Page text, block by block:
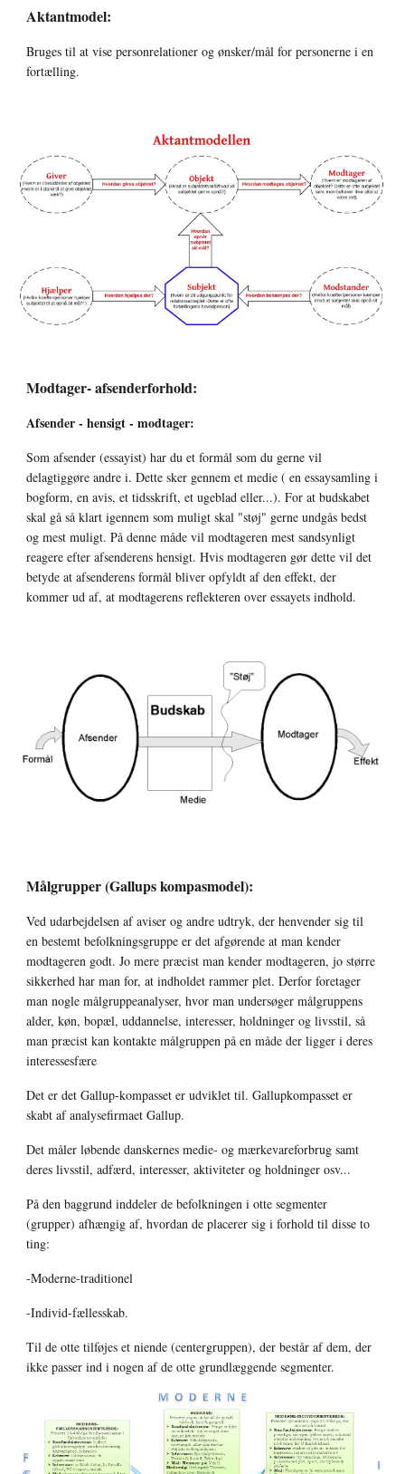
Aktantmodel:
Bruges til at vise personrelationer og ønsker/mål for personerne i en
fortælling.
Modtager- afsenderforhold:
Afsender - hensigt - modtager:
Som afsender (essayist) har du et formål som du gerne vil
delagtiggøre andre i. Dette sker gennem et medie ( en essaysamling i
bogform, en avis, et tidsskrift, et ugeblad eller...). For at budskabet
skal gå så klart igennem som muligt skal "støj" gerne undgås bedst
og mest muligt. På denne måde vil modtageren mest sandsynligt
reagere efter afsenderens hensigt. Hvis modtageren gør dette vil det
betyde at afsenderens formål bliver opfyldt af den effekt, der
kommer ud af, at modtagerens reflekteren over essayets indhold.
Målgrupper (Gallups kompasmodel):
Ved udarbejdelsen af aviser og andre udtryk, der henvender sig til
en bestemt befolkningsgruppe er det afgørende at man kender
modtageren godt. Jo mere præcist man kender modtageren, jo større
sikkerhed har man for, at indholdet rammer plet. Derfor foretager
man nogle målgruppeanalyser, hvor man undersøger målgruppens
alder, køn, bopæl, uddannelse, interesser, holdninger og livsstil, så
man præcist kan kontakte målgruppen på en måde der ligger i deres
interessesfære
Det er det Gallup-kompasset er udviklet til. Gallupkompasset er
skabt af analysefirmaet Gallup.
Det måler løbende danskernes medie- og mærkevareforbrug samt
deres livsstil, adfærd, interesser, aktiviteter og holdninger osv...
På den baggrund inddeler de befolkningen i otte segmenter
(grupper) afhængig af, hvordan de placerer sig i forhold til disse to
ting:
-Moderne-traditionel
-Individ-fællesskab.
Til de otte tilføjes et niende (centergruppen), der består af dem, der
ikke passer ind i nogen af de otte grundlæggende segmenter.